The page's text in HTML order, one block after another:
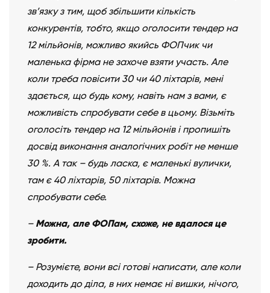
зв’язку з тим, щоб збільшити кількість
конкурентів, тобто, якщо оголосити тендер на
12 мільйонів, можливо якийсь ФОПчик чи
маленька фірма не захоче взяти участь. Але
коли треба повісити 30 чи 40 ліхтарів, мені
здається, що будь кому, навіть нам з вами, є
можливість спробувати себе в цьому. Візьміть
оголосіть тендер на 12 мільйонів і пропишіть
досвід виконання аналогічних робіт не менше
30 %. А так – будь ласка, є маленькі вулички,
там є 40 ліхтарів, 50 ліхтарів. Можна
спробувати себе.
– Можна, але ФОПам, схоже, не вдалося це
зробити.
– Розумієте, вони всі готові написати, але коли
доходить до діла, в них немає ні вишки, нічого,